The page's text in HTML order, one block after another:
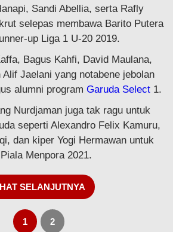
Sandi Abellia, serta Rafly
selepas membawa Barito Putera
up Liga 1 U-20 2019.
Bagus Kahfi, David Maulana,
Alif Jaelani yang notabene jebolan
alumni program Garuda Select 1.
Nurdjaman juga tak ragu untuk
seperti Alexandro Felix Kamuru,
dan kiper Yogi Hermawan untuk
Menpora 2021.
SELANJUTNYA
1 2